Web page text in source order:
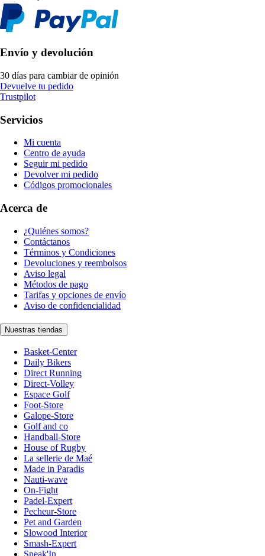
Envío y devolución
30 días para cambiar de opinión
Devuelve tu pedido
Trustpilot
Servicios
Mi cuenta
Centro de ayuda
Seguir mi pedido
Devolver mi pedido
Códigos promocionales
Acerca de
¿Quiénes somos?
Contáctanos
Términos y Condiciones
Devoluciones y reembolsos
Aviso legal
Métodos de pago
Tarifas y opciones de envío
Aviso de confidencialidad
Nuestras tiendas
Basket-Center
Daily Bikers
Direct Running
Direct-Volley
Espace Golf
Foot-Store
Galope-Store
Golf and co
Handball-Store
House of Rugby
La sellerie de Maé
Made in Paradis
Nauti-wave
On-Fight
Padel-Expert
Pecheur-Store
Pet and Garden
Slowood Interior
Smash-Expert